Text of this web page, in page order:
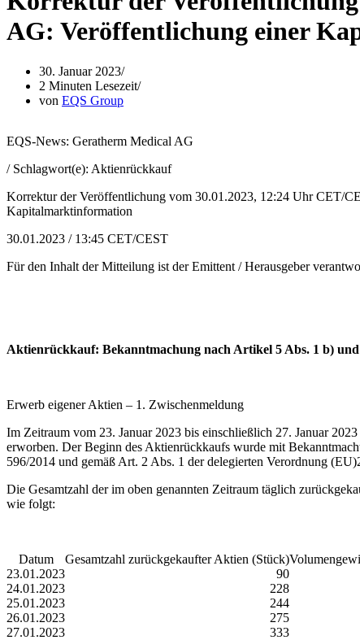
AG: Veröffentlichung einer
30. Januar 2023
2 Minuten Lesezeit
von EQS Group
EQS-News: Geratherm Medical AG
/ Schlagwort(e): Aktienrückkauf
Korrektur der Veröffentlichung vom 30.01.2023, 12:24 Uhr CET/
Kapitalmarktinformation
30.01.2023 / 13:45 CET/CEST
Für den Inhalt der Mitteilung ist der Emittent / Herausgeber
Aktienrückkauf: Bekanntmachung nach Artikel 5 Abs. 1 b)
Erwerb eigener Aktien – 1. Zwischenmeldung
Im Zeitraum vom 23. Januar 2023 bis einschließlich 27. Januar
erworben. Der Beginn des Aktienrückkaufs wurde mit
596/2014 und gemäß Art. 2 Abs. 1 der delegierten Verordnung
Die Gesamtzahl der im oben genannten Zeitraum täglich
wie folgt:
Datum Gesamtzahl zurückgekaufter Aktien (Stück)
23.01.2023
90
24.01.2023
228
25.01.2023
244
26.01.2023
275
27.01.2023
333